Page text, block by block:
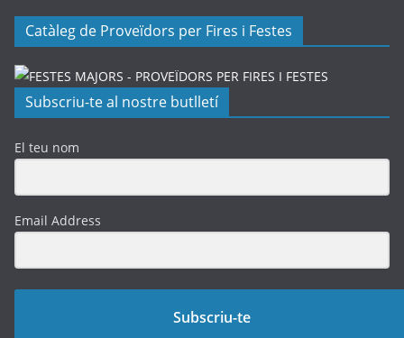
Catàleg de Proveïdors per Fires i Festes
Subscriu-te al nostre butlletí
El teu nom
Email Address
Subscriu-te